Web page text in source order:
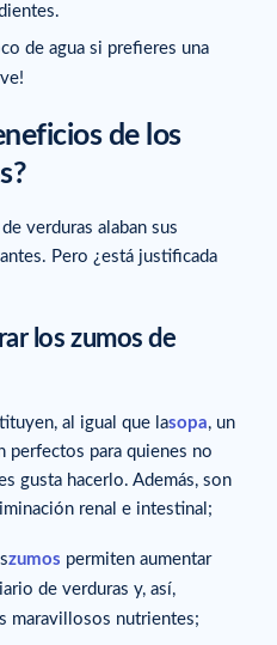
de agua si prefieres una
de los
verduras alaban sus
Pero ¿está justificada
los zumos de
al igual que lasopa, un
perfectos para quienes no
gusta hacerlo. Además, son
renal e intestinal;
zumos permiten aumentar
de verduras y, así,
maravillosos nutrientes;